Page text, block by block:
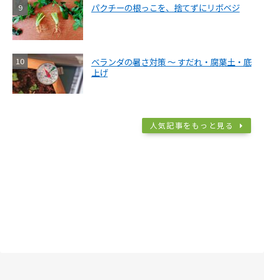
パクチーの根っこを、捨てずにリボベジ
ベランダの暑さ対策 ～ すだれ・腐葉土・底
上げ
人気記事をもっと見る